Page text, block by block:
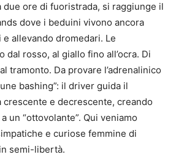
due ore di fuoristrada, si raggiunge il
dove i beduini vivono ancora
allevando dromedari. Le
dal rosso, al giallo fino all’ocra. Di
tramonto. Da provare l’adrenalinico
bashing”: il driver guida il
e decrescente, creando
un “ottovolante”. Qui veniamo
e curiose femmine di
semi-libertà.